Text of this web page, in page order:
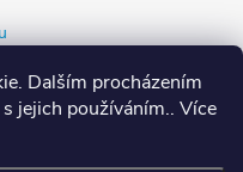
Dalším procházením
jejich používáním.. Více